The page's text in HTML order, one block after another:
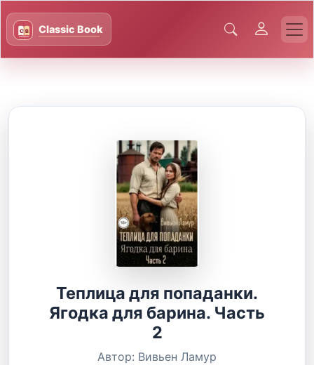
Теплица для попаданки.
Ягодка для барина. Часть
2
Автор: Вивьен Ламур